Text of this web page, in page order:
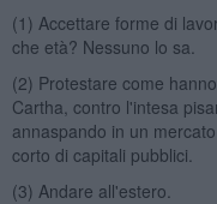
(1) Accettare forme di
che età? Nessuno lo sa.
(2) Protestare come
Cartha, contro l'intesa
annaspando in un
corto di capitali pubblici.
(3) Andare all'estero.